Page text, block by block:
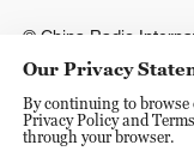
© China Radio
Shijingshan Road,
Our Privacy
By continuing to browse
Privacy Policy and
through your browser.